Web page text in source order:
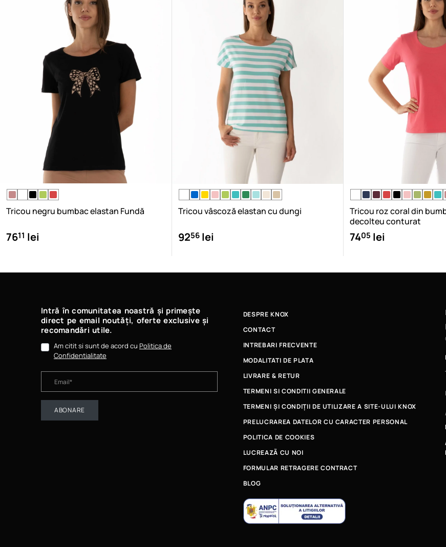
Tricou negru bumbac elastan Fundă
7611 lei
Tricou vâscoză elastan cu dungi
9256lei
Tricou roz coral din
decolteu conturat
7405 lei
Intră în comunitatea noastră și primește
direct pe email noutăți, oferte exclusive și
recomandări utile.
Am citit si sunt de acord cu Politica de
Confidentialitate
ABONARE
DESPRE KNOX
CONTACT
INTREBARI FRECVENTE
MODALITATI DE PLATA
LIVRARE & RETUR
TERMENI SI CONDITII GENERALE
TERMENI ȘI CONDIȚII DE UTILIZARE A SITE-ULUI KNOX
PRELUCRAREA DATELOR CU CARACTER PERSONAL
POLITICA DE COOKIES
LUCREAZÃ CU NOI
FORMULAR RETRAGERE CONTRACT
BLOG